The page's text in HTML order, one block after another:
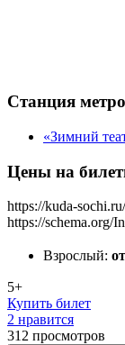
Станция метро
«Зимний
Цены на
https://kuda-
https://schema.org/
Взрослый:
5+
Купить билет
2 нравится
312 просмотров